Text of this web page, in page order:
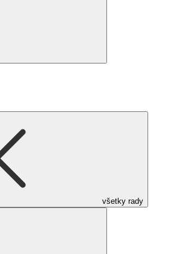
všetky rady